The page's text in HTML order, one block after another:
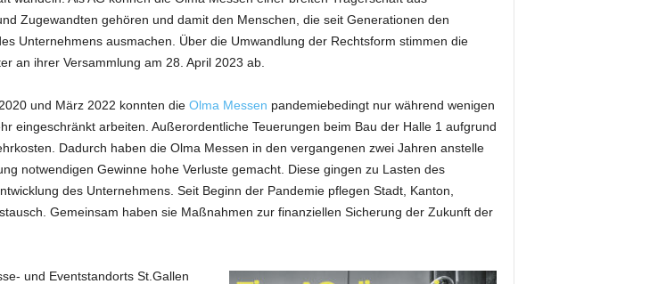
Zugewandten gehören und damit den Menschen, die seit Generationen den
Unternehmens ausmachen. Über die Umwandlung der Rechtsform stimmen die
an ihrer Versammlung am 28. April 2023 ab.
und März 2022 konnten die Olma Messen pandemiebedingt nur während wenigen
eingeschränkt arbeiten. Außerordentliche Teuerungen beim Bau der Halle 1 aufgrund
Dadurch haben die Olma Messen in den vergangenen zwei Jahren anstelle
notwendigen Gewinne hohe Verluste gemacht. Diese gingen zu Lasten des
des Unternehmens. Seit Beginn der Pandemie pflegen Stadt, Kanton,
Gemeinsam haben sie Maßnahmen zur finanziellen Sicherung der Zukunft der
und Eventstandorts St.Gallen